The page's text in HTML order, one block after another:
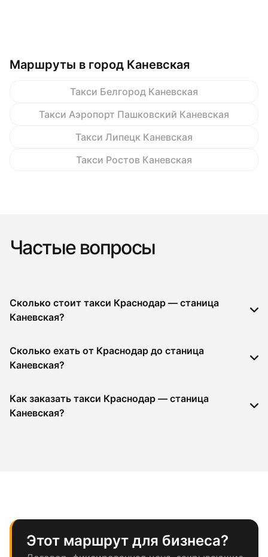
Маршруты в город Каневская
Такси Белгород Каневская
Такси Аэропорт Пашковский Каневская
Такси Липецк Каневская
Такси Ростов Каневская
Частые вопросы
Сколько стоит такси Краснодар — станица
Каневская?
Сколько ехать от Краснодар до станица
Каневская?
Как заказать такси Краснодар — станица
Каневская?
Этот маршрут для бизнеса?